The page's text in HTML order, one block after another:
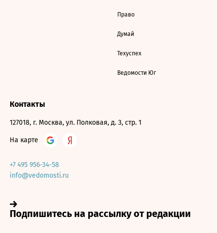
Право
Думай
Техуспех
Ведомости Юг
Контакты
127018, г. Москва, ул. Полковая, д. 3, стр. 1
На карте
+7 495 956-34-58
info@vedomosti.ru